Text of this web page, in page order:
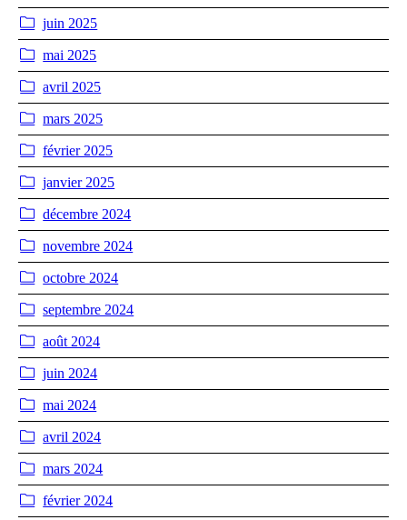
juin 2025
mai 2025
avril 2025
mars 2025
février 2025
janvier 2025
décembre 2024
novembre 2024
octobre 2024
septembre 2024
août 2024
juin 2024
mai 2024
avril 2024
mars 2024
février 2024